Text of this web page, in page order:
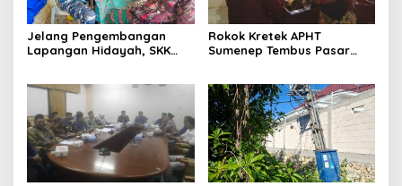
Jelang Pengembangan
Lapangan Hidayah, SKK
Nelayan Sampang
Rokok Kretek APHT
Sumenep Tembus Pasar